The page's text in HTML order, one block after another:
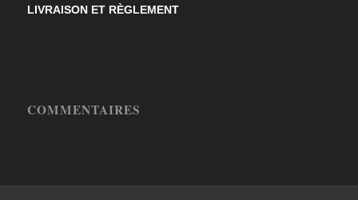
LIVRAISON ET RÈGLEMENT
COMMENTAIRES